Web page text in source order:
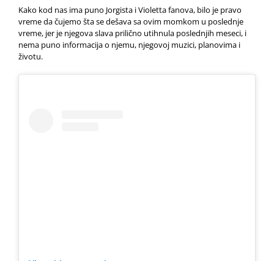
Kako kod nas ima puno Jorgista i Violetta fanova, bilo je pravo
vreme da čujemo šta se dešava sa ovim momkom u poslednje
vreme, jer je njegova slava prilično utihnula poslednjih meseci, i
nema puno informacija o njemu, njegovoj muzici, planovima i
životu.